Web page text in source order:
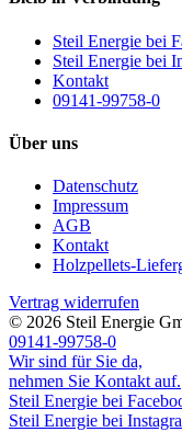
Steil Energie bei
Steil Energie bei
Kontakt
09141-99758-0
Über uns
Datenschutz
Impressum
AGB
Kontakt
Holzpellets-
Vertrag widerrufen
© 2026 Steil Energie
09141-99758-0
Wir sind für Sie da,
nehmen Sie Kontakt auf.
Steil Energie bei
Steil Energie bei